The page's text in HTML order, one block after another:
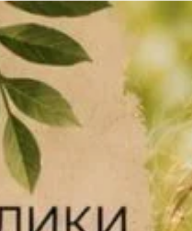
єдність сильніші за будь-які
Наші діти зростають у непростий
Вони вчаться бути сильними,
відповідальними, добрими та
сміливими. Вони продовжують
мріяти, дружити, відкривати світ і
вірити в майбутнє — попри всі
виклики, які принесла війна.
нашим учням, батькам, вчителям та
шкільній адміністрації за цей рік. За
витримку. За довіру. За щоденну
працю.